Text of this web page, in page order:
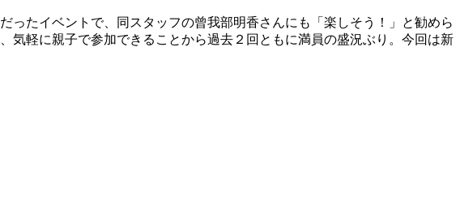
ったイベントで、同スタッフの曾我部明香さんにも「楽しそう！」と勧めら
気軽に親子で参加できることから過去２回ともに満員の盛況ぶり。今回は新